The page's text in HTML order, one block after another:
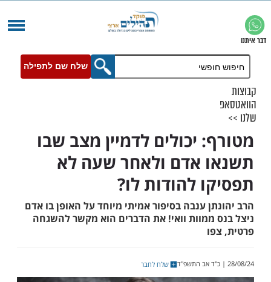
שלח שם לתפילה
יכולים לדמיין מצב שבו
אדם ולאחר שעה לא
להודות לו?
ענבה בסיפור אמיתי מיוחד על האופן בו אדם
ממוות וואי! את הדברים הוא מקשר להשגחה